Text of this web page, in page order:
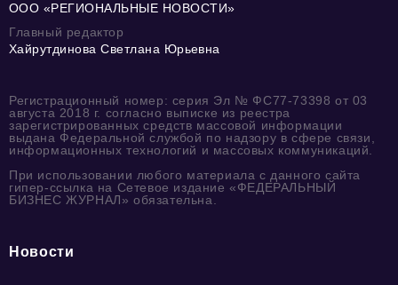
ООО «РЕГИОНАЛЬНЫЕ НОВОСТИ»
Главный редактор
Хайрутдинова Светлана Юрьевна
Регистрационный номер: серия Эл № ФС77-73398 от 03
августа 2018 г. согласно выписке из реестра
зарегистрированных средств массовой информации
выдана Федеральной службой по надзору в сфере связи,
информационных технологий и массовых коммуникаций.
При использовании любого материала с данного сайта
гипер-ссылка на Сетевое издание «ФЕДЕРАЛЬНЫЙ
БИЗНЕС ЖУРНАЛ» обязательна.
Новости